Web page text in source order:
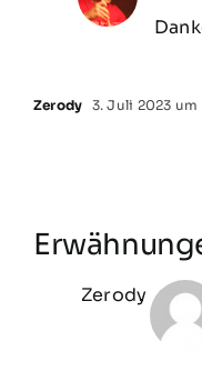
Zerody 3. Juli 2023 um
Zerody